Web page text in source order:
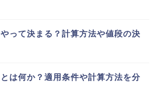
って決まる？計算方法や値段の決
は何か？適用条件や計算方法を分